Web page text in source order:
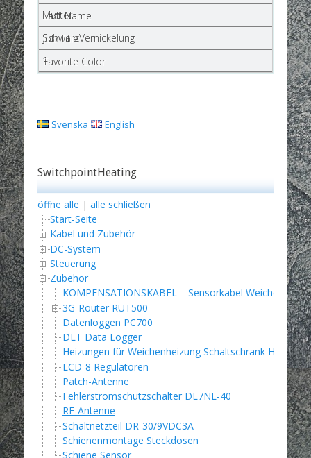
Mutter
SchwarzVernickelung
1
Svenska English
SwitchpointHeating
öffne alle | alle schließen
Start-Seite
Kabel und Zubehör
DC-System
Steuerung
Zubehör
KOMPENSATIONSKABEL – Sensorkabel
3G-Router RUT500
Datenloggen PC700
DLT Data Logger
Heizungen für Weichenheizung Schaltschrank HG-140
LCD-8 Regulatoren
Patch-Antenne
Fehlerstromschutzschalter DL7NL-40
RF-Antenne
Schaltnetzteil DR-30/9VDC3A
Schienenmontage Steckdosen
Schiene Sensor